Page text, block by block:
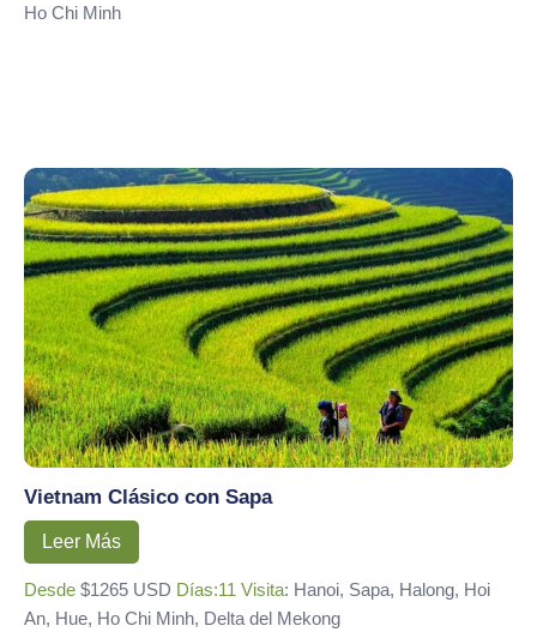
Ho Chi Minh
Vietnam Clásico con Sapa
Leer Más
Desde $1265 USD Días:11 Visita: Hanoi, Sapa, Halong, Hoi
An, Hue, Ho Chi Minh, Delta del Mekong